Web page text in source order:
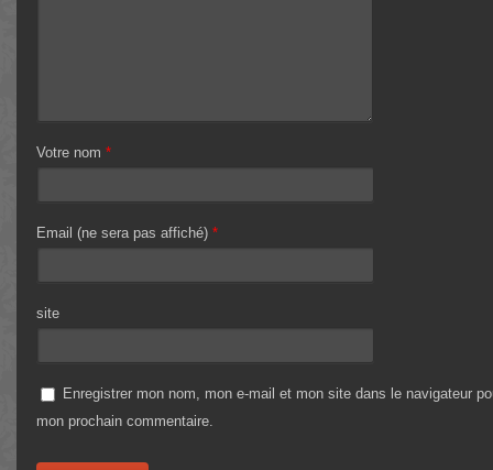
Votre nom *
Email (ne sera pas affiché) *
site
Enregistrer mon nom, mon e-mail et mon site dans le navigateur
mon prochain commentaire.